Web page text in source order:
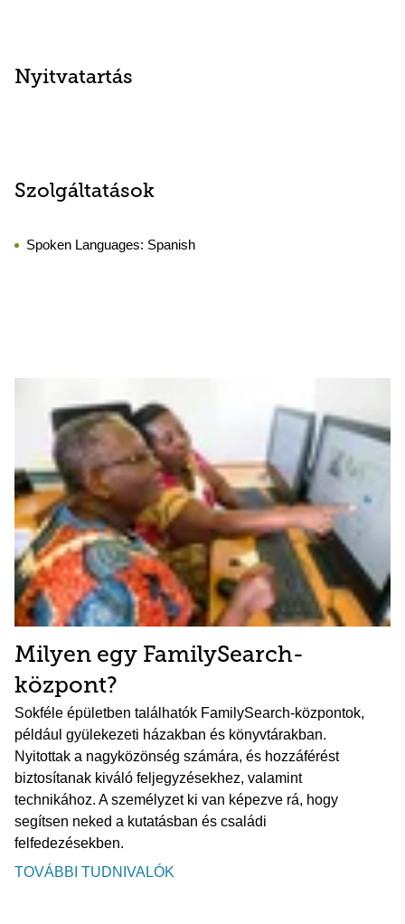
Nyitvatartás
Szolgáltatások
Spoken Languages: Spanish
Milyen egy FamilySearch-
központ?
Sokféle épületben találhatók FamilySearch-központok,
például gyülekezeti házakban és könyvtárakban.
Nyitottak a nagyközönség számára, és hozzáférést
biztosítanak kiváló feljegyzésekhez, valamint
technikához. A személyzet ki van képezve rá, hogy
segítsen neked a kutatásban és családi
felfedezésekben.
TOVÁBBI TUDNIVALÓK